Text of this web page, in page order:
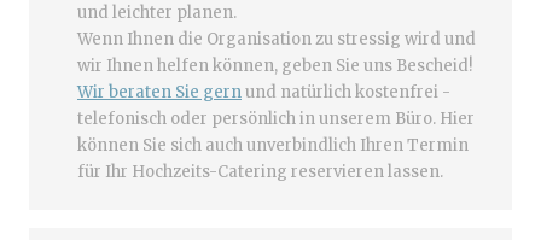
und leichter planen.
Wenn Ihnen die Organisation zu stressig wird und
wir Ihnen helfen können, geben Sie uns Bescheid!
Wir beraten Sie gernund natürlich kostenfrei -
telefonisch oder persönlich in unserem Büro. Hier
können Sie sich auch unverbindlich Ihren Termin
für Ihr Hochzeits-Catering reservieren lassen.